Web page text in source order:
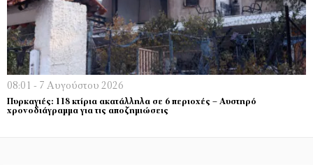
08:01 - 7 Αυγούστου 2026
Πυρκαγιές: 118 κτίρια ακατάλληλα σε 6 περιοχές – Αυστηρό
χρονοδιάγραμμα για τις αποζημιώσεις